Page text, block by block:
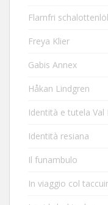
Flarnfri
Freya Klier
Gabis Annex
Håkan Lindgren
Identità e tutela Val
Identità resiana
Il funambulo
In viaggio col